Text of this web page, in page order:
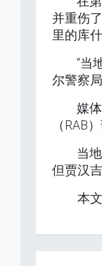
并重伤
里的库
“当
尔警察
媒
（RAB
当
但贾汉
本文“